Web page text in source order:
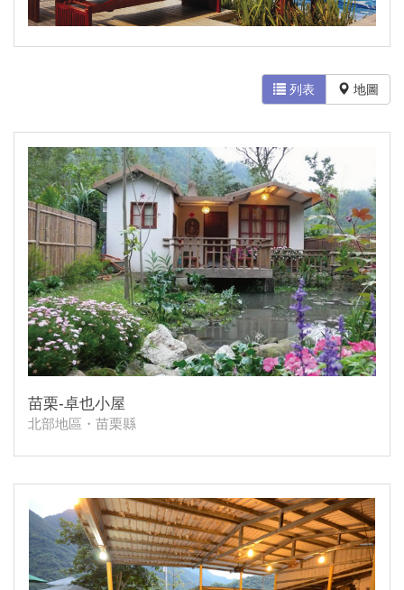
列表 地圖
苗栗-卓也小屋
北部地區・苗栗縣